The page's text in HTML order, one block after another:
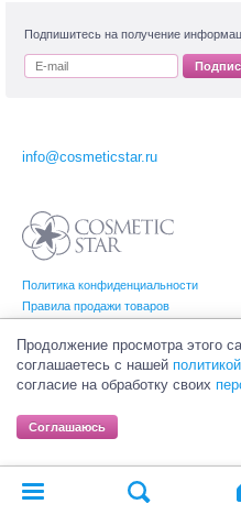
Подпишитесь на получение
Политика конфиденциальности
Правила продажи товаров
info@cosmeticstar.ru
(Косметик Стар). Все права на
владельцам.
Продолжение просмотра этого
соглашаетесь с нашей
согласие на обработку своих
Соглашаюсь